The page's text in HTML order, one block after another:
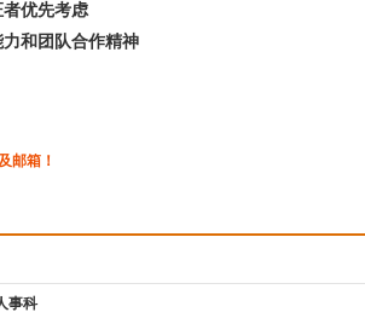
优先考虑
和团队合作精神
邮箱！
事科